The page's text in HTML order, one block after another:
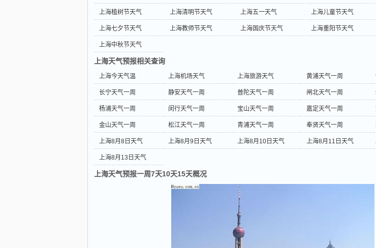
上海植树节天气 上海清明节天气 上海五一天气 上海儿童节天气
上海七夕节天气 上海教师节天气 上海国庆节天气 上海重阳节天气
上海中秋节天气
上海天气预报相关查询
上海今天气温 上海机场天气 上海旅游天气 黄浦天气一周
长宁天气一周 静安天气一周 普陀天气一周 闸北天气一周
杨浦天气一周 闵行天气一周 宝山天气一周 嘉定天气一周
金山天气一周 松江天气一周 青浦天气一周 奉贤天气一周
上海8月8日天气 上海8月9日天气 上海8月10日天气 上海8月11日天气
上海8月13日天气
上海天气预报一周7天10天15天概况